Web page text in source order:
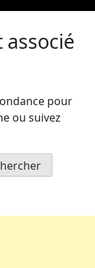
pour
ou suivez